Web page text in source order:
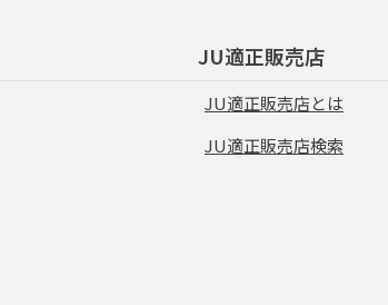
JU適正販売店
JU適正販売店とは
JU適正販売店検索